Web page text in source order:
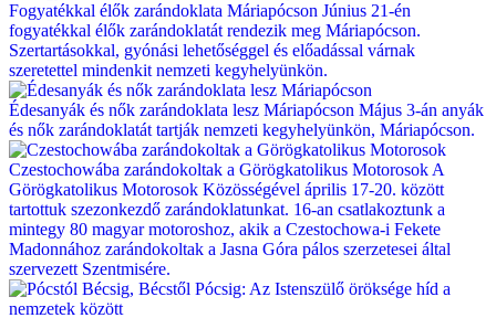
Fogyatékkal élők zarándoklata Máriapócson Június 21-én
fogyatékkal élők zarándoklatát rendezik meg Máriapócson.
Szertartásokkal, gyónási lehetőséggel és előadással várnak
szeretettel mindenkit nemzeti kegyhelyünkön.
Édesanyák és nők zarándoklata lesz Máriapócson Május 3-án anyák
és nők zarándoklatát tartják nemzeti kegyhelyünkön, Máriapócson.
Czestochowába zarándokoltak a Görögkatolikus Motorosok A
Görögkatolikus Motorosok Közösségével április 17-20. között
tartottuk szezonkezdő zarándoklatunkat. 16-an csatlakoztunk a
mintegy 80 magyar motoroshoz, akik a Czestochowa-i Fekete
Madonnához zarándokoltak a Jasna Góra pálos szerzetesei által
szervezett Szentmisére.